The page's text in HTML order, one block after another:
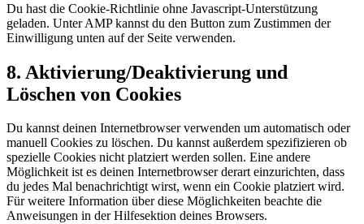
Du hast die Cookie-Richtlinie ohne Javascript-Unterstützung
geladen. Unter AMP kannst du den Button zum Zustimmen der
Einwilligung unten auf der Seite verwenden.
8. Aktivierung/Deaktivierung und
Löschen von Cookies
Du kannst deinen Internetbrowser verwenden um automatisch oder
manuell Cookies zu löschen. Du kannst außerdem spezifizieren ob
spezielle Cookies nicht platziert werden sollen. Eine andere
Möglichkeit ist es deinen Internetbrowser derart einzurichten, dass
du jedes Mal benachrichtigt wirst, wenn ein Cookie platziert wird.
Für weitere Information über diese Möglichkeiten beachte die
Anweisungen in der Hilfesektion deines Browsers.